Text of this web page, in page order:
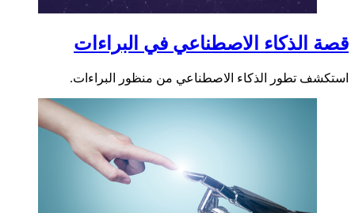
قصة الذكاء الاصطناعي في البراءات
استكشف تطور الذكاء الاصطناعي من منظور البراءات.